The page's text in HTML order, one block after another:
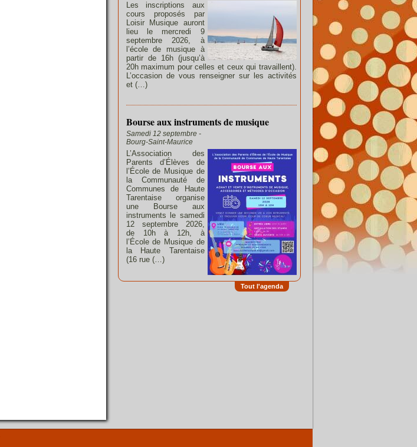
Les inscriptions aux
cours proposés par
Loisir Musique auront
lieu le mercredi 9
septembre 2026, à
l’école de musique à
partir de 16h (jusqu’à
20h maximum pour celles et ceux qui travaillent).
L’occasion de vous renseigner sur les activités
et (…)
Bourse aux instruments de musique
Samedi 12 septembre -
Bourg-Saint-Maurice
L’Association des
Parents d’Élèves de
l’École de Musique de
la Communauté de
Communes de Haute
Tarentaise organise
une Bourse aux
instruments le samedi
12 septembre 2026,
de 10h à 12h, à
l’École de Musique de
la Haute Tarentaise
(16 rue (…)
Tout l'agenda